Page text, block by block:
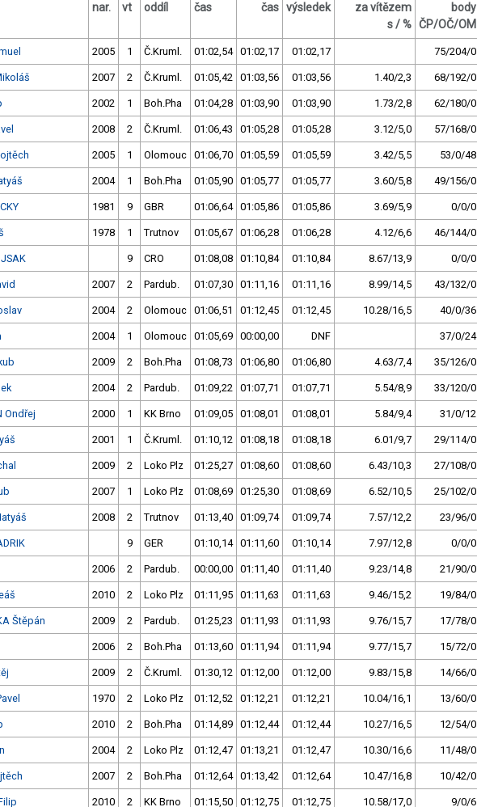
nar. vt oddíl čas čas výsledek
za vítězem
s / %
body
ČP/OČ/OM
2005 1 Č.Kruml. 01:02,54 01:02,17 01:02,17 75/204/0
2007 2 Č.Kruml. 01:05,42 01:03,56 01:03,56 1.40/2,3 68/192/0
2002 1 Boh.Pha 01:04,28 01:03,90 01:03,90 1.73/2,8 62/180/0
2008 2 Č.Kruml. 01:06,43 01:05,28 01:05,28 3.12/5,0 57/168/0
2005 1 Olomouc 01:06,70 01:05,59 01:05,59 3.42/5,5 53/0/48
2004 1 Boh.Pha 01:05,90 01:05,77 01:05,77 3.60/5,8 49/156/0
1981 9 GBR 01:06,64 01:05,86 01:05,86 3.69/5,9 0/0/0
1978 1 Trutnov 01:05,67 01:06,28 01:06,28 4.12/6,6 46/144/0
9 CRO 01:08,08 01:10,84 01:10,84 8.67/13,9 0/0/0
2007 2 Pardub. 01:07,30 01:11,16 01:11,16 8.99/14,5 43/132/0
2004 2 Olomouc 01:06,51 01:12,45 01:12,45 10.28/16,5 40/0/36
2004 1 Olomouc 01:05,69 00:00,00 DNF 37/0/24
2009 2 Boh.Pha 01:08,73 01:06,80 01:06,80 4.63/7,4 35/126/0
2004 2 Pardub. 01:09,22 01:07,71 01:07,71 5.54/8,9 33/120/0
Ondřej 2000 1 KK Brno 01:09,05 01:08,01 01:08,01 5.84/9,4 31/0/12
2001 1 Č.Kruml. 01:10,12 01:08,18 01:08,18 6.01/9,7 29/114/0
2009 2 Loko Plz 01:25,27 01:08,60 01:08,60 6.43/10,3 27/108/0
2007 1 Loko Plz 01:08,69 01:25,30 01:08,69 6.52/10,5 25/102/0
2008 2 Trutnov 01:13,40 01:09,74 01:09,74 7.57/12,2 23/96/0
9 GER 01:10,14 01:11,60 01:10,14 7.97/12,8 0/0/0
2006 2 Pardub. 00:00,00 01:11,40 01:11,40 9.23/14,8 21/90/0
2010 2 Loko Plz 01:11,95 01:11,63 01:11,63 9.46/15,2 19/84/0
Štěpán 2009 2 Pardub. 01:25,23 01:11,93 01:11,93 9.76/15,7 17/78/0
2006 2 Boh.Pha 01:13,60 01:11,94 01:11,94 9.77/15,7 15/72/0
2009 2 Č.Kruml. 01:30,12 01:12,00 01:12,00 9.83/15,8 14/66/0
1970 2 Loko Plz 01:12,52 01:12,21 01:12,21 10.04/16,1 13/60/0
2010 2 Boh.Pha 01:14,89 01:12,44 01:12,44 10.27/16,5 12/54/0
2004 2 Loko Plz 01:12,47 01:13,21 01:12,47 10.30/16,6 11/48/0
2007 2 Boh.Pha 01:12,64 01:13,42 01:12,64 10.47/16,8 10/42/0
2010 2 KK Brno 01:15,50 01:12,75 01:12,75 10.58/17,0 9/0/6